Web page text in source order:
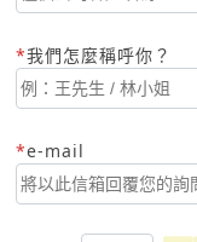
我們怎麼稱呼你？
e-mail